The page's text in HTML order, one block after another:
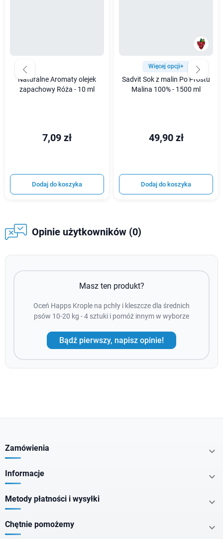
Naturalne Aromaty olejek
zapachowy Róża - 10 ml
7,09 zł
Dodaj do koszyka
Więcej opcji+
Sadvit Sok z malin Po Prostu
Malina 100% - 1500 ml
49,90 zł
Dodaj do koszyka
Opinie użytkowników (0)
Masz ten produkt?
Oceń Happs Krople na pchły i kleszcze dla średnich
psów 10-20 kg - 4 sztuki i pomóż innym w wyborze
Bądź pierwszy, napisz opinie!
Zamówienia 
Informacje 
Metody płatności i wysyłki 
Chętnie pomożemy 